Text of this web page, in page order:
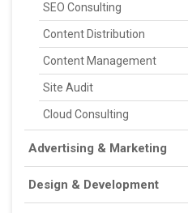
SEO Consulting
Content Distribution
Content Management
Site Audit
Cloud Consulting
Advertising & Marketing
Design & Development